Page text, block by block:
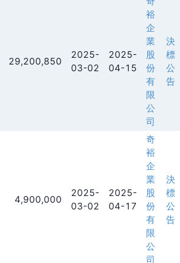
29,200,850
2025-
03-02
2025-
04-15
裕
企
業
股
份
有
限
公
司
決
標
公
告
4,900,000
2025-
03-02
2025-
04-17
奇
裕
企
業
股
份
有
限
公
司
決
標
公
告